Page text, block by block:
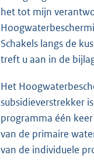
het tot mijn
Schakels langs de
treft u aan in de
Het
subsidieverstrekker
programma één
van de primaire
van de individuele